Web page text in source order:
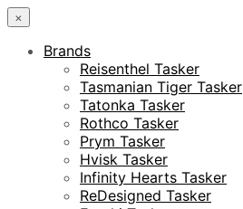
×
Brands
Reisenthel Tasker
Tasmanian Tiger Tasker
Tatonka Tasker
Rothco Tasker
Prym Tasker
Hvisk Tasker
Infinity Hearts Tasker
ReDesigned Tasker